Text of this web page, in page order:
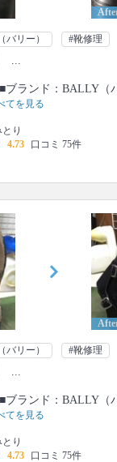
バリー）
#靴修理
...
ブランド：BALLY（
てを見る
り
4.73
口コミ 75件
バリー）
#靴修理
...
ブランド：BALLY（
てを見る
り
4.73
口コミ 75件